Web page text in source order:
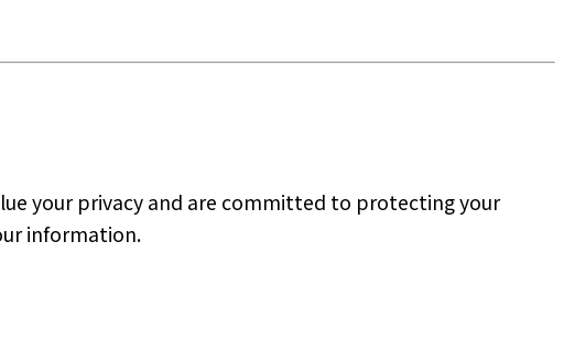
your privacy and are committed to protecting your
information.